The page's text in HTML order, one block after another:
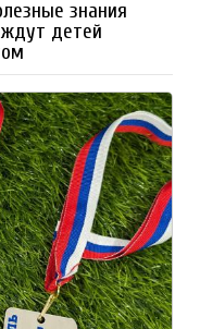
знания
детей